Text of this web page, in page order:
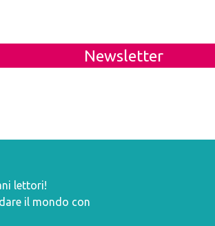
Newsletter
lettori!
il mondo con